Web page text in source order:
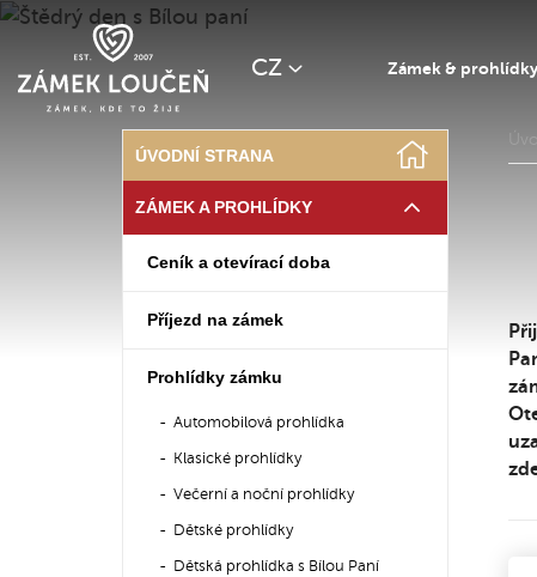
CZ Zámek & prohlídky
ÚVODNÍ STRANA
ZÁMEK A PROHLÍDKY
Ceník a otevírací doba
Příjezd na zámek
Prohlídky zámku
Automobilová prohlídka
Klasické prohlídky
Večerní a noční prohlídky
Dětské prohlídky
Dětská prohlídka s Bílou Paní